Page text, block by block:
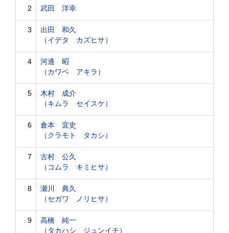
2 武田 洋幸
3
出田 和久
（イデタ カズヒサ）
4
河邊 昭
（カワベ アキラ）
5
木村 成介
（キムラ セイスケ）
6
倉本 宜史
（クラモト タカシ）
7
古村 公久
（コムラ キミヒサ）
8
瀬川 典久
（セガワ ノリヒサ）
9
高橋 純一
（タカハシ ジュンイチ）